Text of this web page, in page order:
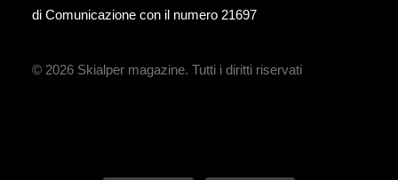
di Comunicazione con il numero 21697
© 2026 Skialper magazine. Tutti i diritti riservati